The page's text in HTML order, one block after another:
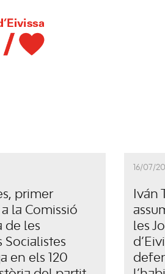
primer
la Comissió
de les
Socialistes
en els 120
16/07/
Iván
les